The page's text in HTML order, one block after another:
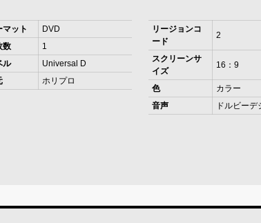
マット
DVD
数
1
ル
Universal D
ホリプロ
リージョンコ
ード
2
スクリーンサ
イズ
16：9
色
カラー
音声
ドルビーデ